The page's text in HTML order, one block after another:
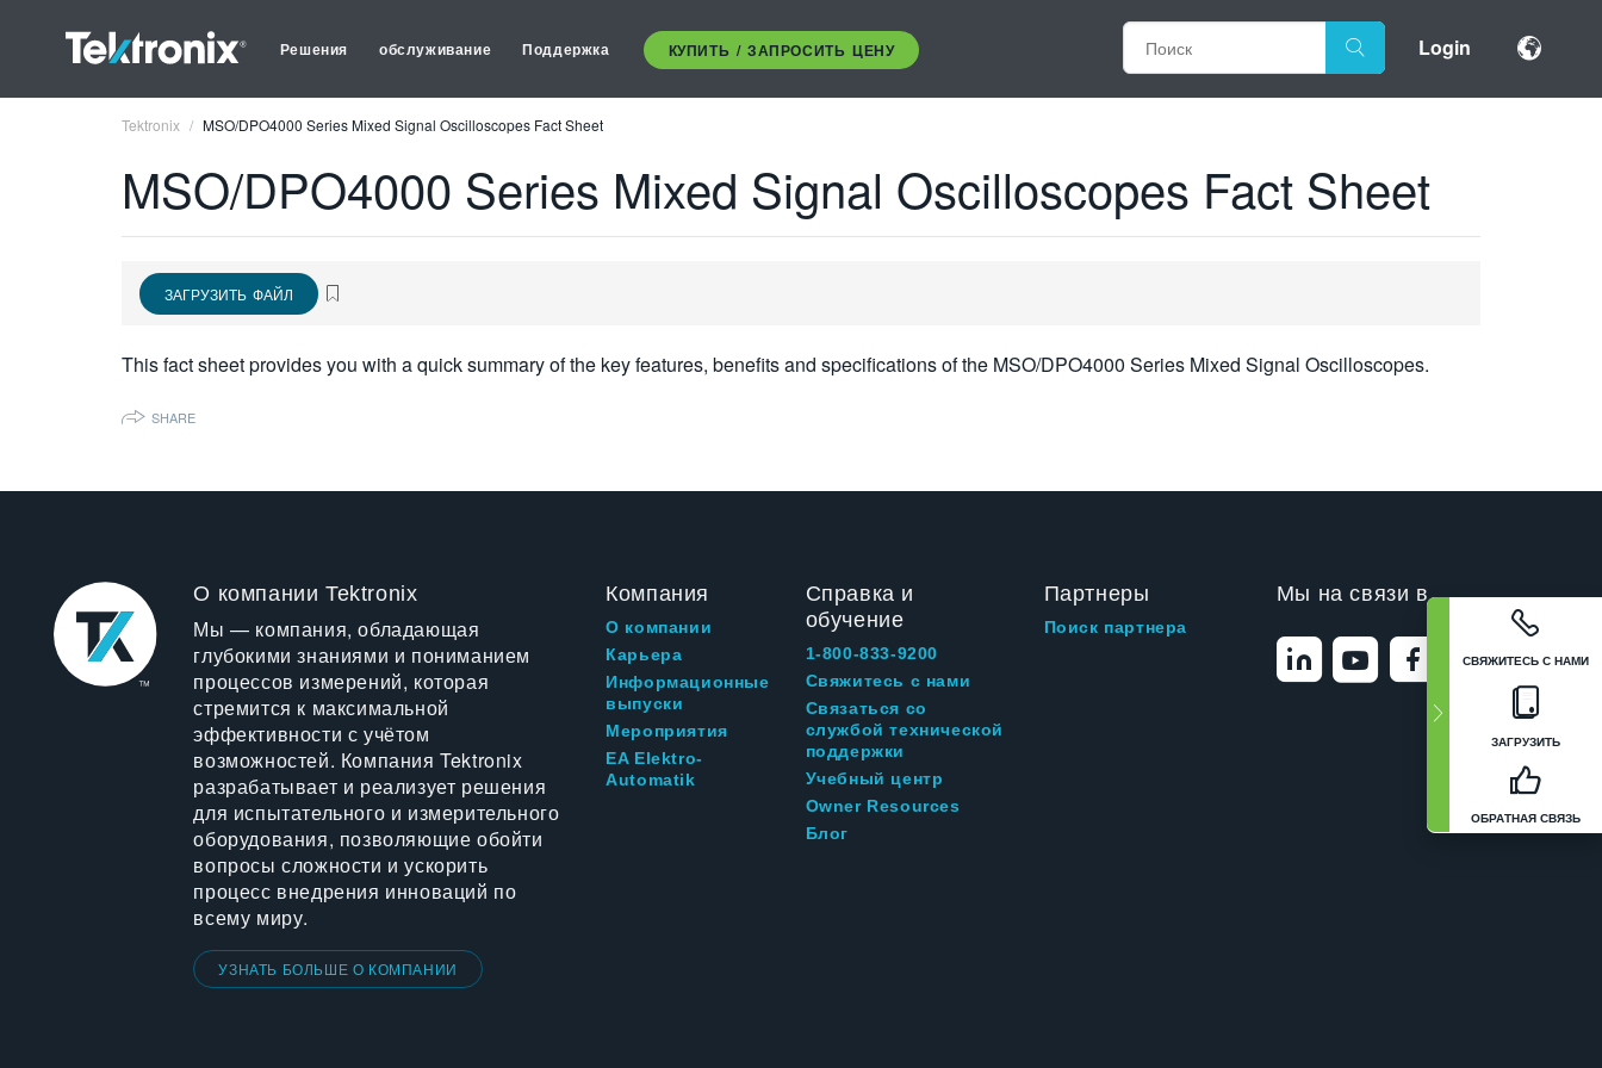
Решения обслуживание Поддержка КУПИТЬ / ЗАПРОСИТЬ ЦЕНУ Login
СВЯЖИТЕСЬ С НАМИ
ЗАГРУЗИТЬ
ОБРАТНАЯ СВЯЗЬ
Tektronix MSO/DPO4000 Series Mixed Signal Oscilloscopes Fact Sheet
MSO/DPO4000 Series Mixed Signal Oscilloscopes Fact Sheet
ЗАГРУЗИТЬ ФАЙЛ
This fact sheet provides you with a quick summary of the key features, benefits and specifications of the MSO/DPO4000 Series Mixed Signal Oscilloscopes.
SHARE
О компании Tektronix
Мы — компания, обладающая
глубокими знаниями и пониманием
процессов измерений, которая
стремится к максимальной
эффективности с учётом
возможностей. Компания Tektronix
разрабатывает и реализует решения
для испытательного и измерительного
оборудования, позволяющие обойти
вопросы сложности и ускорить
процесс внедрения инноваций по
всему миру.
УЗНАТЬ БОЛЬШЕ О КОМПАНИИ
Компания
О компании
Карьера
Информационные
выпуски
Мероприятия
EA Elektro-
Automatik
Справка и
обучение
1-800-833-9200
Свяжитесь с нами
Связаться со
службой технической
поддержки
Учебный центр
Owner Resources
Блог
Партнеры
Поиск партнера
Мы на связи в